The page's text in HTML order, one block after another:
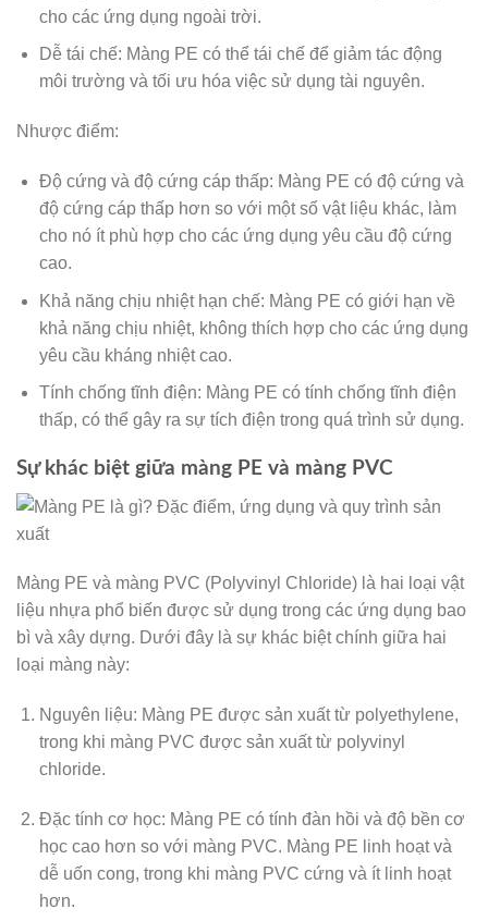
cho các ứng dụng ngoài trời.
Dễ tái chế: Màng PE có thể tái chế để giảm tác động
môi trường và tối ưu hóa việc sử dụng tài nguyên.
Nhược điểm:
Độ cứng và độ cứng cáp thấp: Màng PE có độ cứng và
độ cứng cáp thấp hơn so với một số vật liệu khác, làm
cho nó ít phù hợp cho các ứng dụng yêu cầu độ cứng
cao.
Khả năng chịu nhiệt hạn chế: Màng PE có giới hạn về
khả năng chịu nhiệt, không thích hợp cho các ứng dụng
yêu cầu kháng nhiệt cao.
Tính chống tĩnh điện: Màng PE có tính chống tĩnh điện
thấp, có thể gây ra sự tích điện trong quá trình sử dụng.
Sự khác biệt giữa màng PE và màng PVC
Màng PE và màng PVC (Polyvinyl Chloride) là hai loại vật
liệu nhựa phổ biến được sử dụng trong các ứng dụng bao
bì và xây dựng. Dưới đây là sự khác biệt chính giữa hai
loại màng này:
Nguyên liệu: Màng PE được sản xuất từ polyethylene,
trong khi màng PVC được sản xuất từ polyvinyl
chloride.
Đặc tính cơ học: Màng PE có tính đàn hồi và độ bền cơ
học cao hơn so với màng PVC. Màng PE linh hoạt và
dễ uốn cong, trong khi màng PVC cứng và ít linh hoạt
hơn.